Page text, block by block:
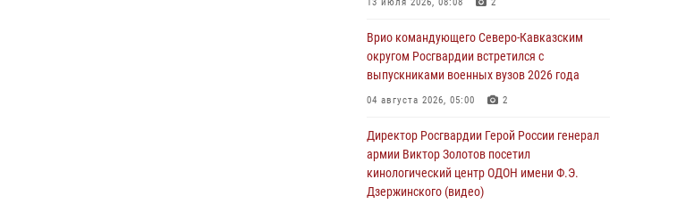
06 августа 2026, 11:15
Подвиги героев‑росгвардейцев увековечили
в новой музейной экспозиции белгородского
Белгородское направление»
06 августа 2026, 10:30 3
Охрану общественного порядка и
Врио командующего Северо-Кавказским
округом Росгвардии встретился с
выпускниками военных вузов 2026 года
04 августа 2026, 05:00 2
Директор Росгвардии Герой России генерал
армии Виктор Золотов посетил
кинологический центр ОДОН имени Ф.Э.
Дзержинского (видео)